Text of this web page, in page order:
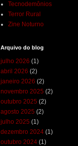
Tecnodemônios
Terror Rural
Zine Noturno
Arquivo do blog
julho 2026 (1)
abril 2026 (2)
janeiro 2026 (2)
novembro 2025 (2)
outubro 2025 (2)
agosto 2025 (2)
julho 2025 (1)
dezembro 2024 (1)
outubro 2024 (1)